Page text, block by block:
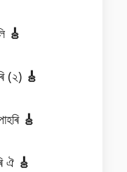
🎸
(২) 🎸
🎸
ঐ 🎸